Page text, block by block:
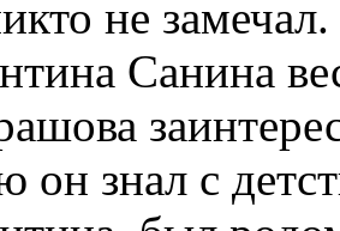
не
Санина
он знал с